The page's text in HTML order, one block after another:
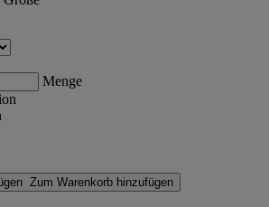
Menge
Zum Warenkorb hinzufügen